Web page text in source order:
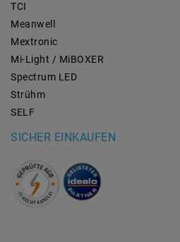
TCI
Meanwell
Mextronic
Mi-Light / MiBOXER
Spectrum LED
Strühm
SELF
SICHER EINKAUFEN